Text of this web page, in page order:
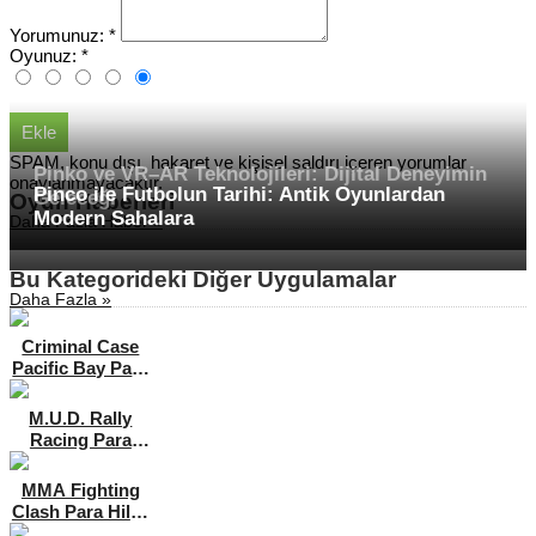
Arama
Yorumunuz: *
Oyunuz: *
Ekle
SPAM, konu dışı, hakaret ve kişisel saldırı içeren yorumlar
onaylanmayacaktır.
Oyun Haberleri
Daha Fazla Haber »
Pinko ve VR–AR Teknolojileri: Dijital Deneyimin
Geleceği
Pinco ile Futbolun Tarihi: Antik Oyunlardan
Modern Sahalara
Bu Kategorideki Diğer Uygulamalar
Daha Fazla »
Criminal Case
Pacific Bay Para
MOD APK
[v2.38.2]
M.U.D. Rally
Racing Para
Hileli MOD APK
[v3.1.2]
MMA Fighting
Clash Para Hileli